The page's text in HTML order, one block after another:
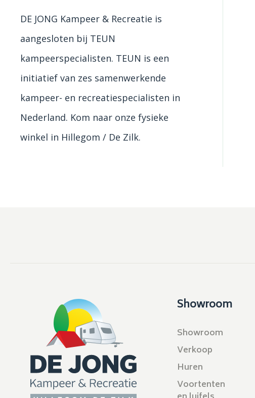
DE JONG Kampeer & Recreatie is
aangesloten bij TEUN
kampeerspecialisten. TEUN is een
initiatief van zes samenwerkende
kampeer- en recreatiespecialisten in
Nederland. Kom naar onze fysieke
winkel in Hillegom / De Zilk.
Showroom
Showroom
Verkoop
Huren
Voortenten